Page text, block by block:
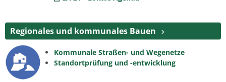
Regionales und kommunales Bauen
Kommunale Straßen- und Wegenetze
Standortprüfung und -entwicklung